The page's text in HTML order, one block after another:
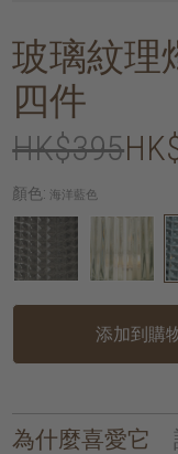
玻璃紋理
四件
HK$395
顏色: 海洋藍色
添加到購
為什麼喜愛它